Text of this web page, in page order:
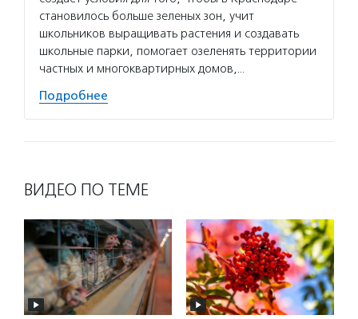
становилось больше зеленых зон, учит
школьников выращивать растения и создавать
школьные парки, помогает озеленять территории
частных и многоквартирных домов,…
Подробнее
ВИДЕО ПО ТЕМЕ